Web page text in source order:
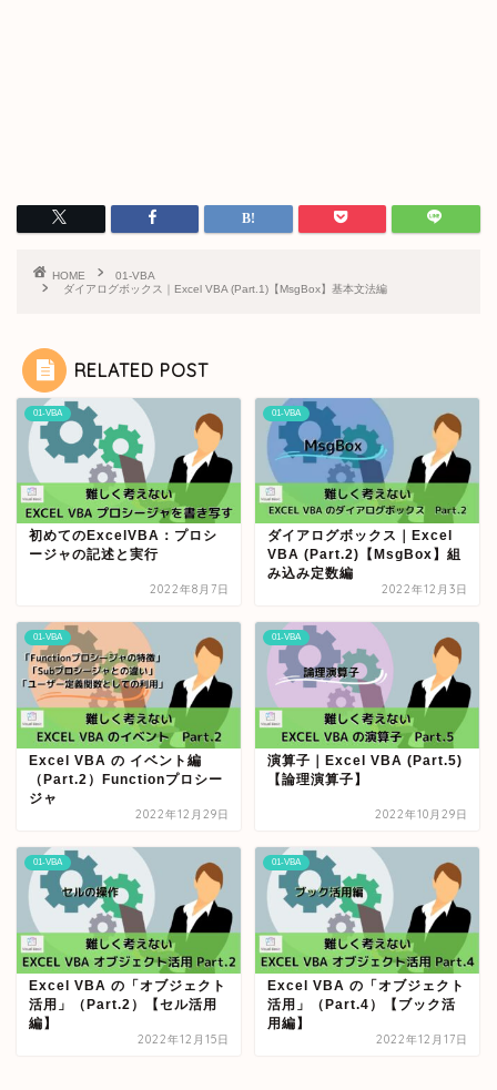
HOME
01-VBA
ダイアログボックス｜Excel VBA (Part.1)【MsgBox】基本文法編
RELATED POST
01-VBA
初めてのExcelVBA：プロシ
ージャの記述と実行
2022年8月7日
01-VBA
ダイアログボックス｜Excel
VBA (Part.2)【MsgBox】組
み込み定数編
2022年12月3日
01-VBA
Excel VBA の イベント編
（Part.2）Functionプロシー
ジャ
2022年12月29日
01-VBA
演算子｜Excel VBA (Part.5)
【論理演算子】
2022年10月29日
01-VBA
Excel VBA の「オブジェクト
活用」（Part.2）【セル活用
編】
2022年12月15日
01-VBA
Excel VBA の「オブジェクト
活用」（Part.4）【ブック活
用編】
2022年12月17日